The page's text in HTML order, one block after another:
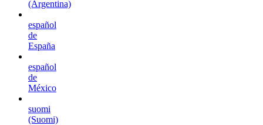
(Argentina)
español
de
España
español
de
México
suomi
(Suomi)